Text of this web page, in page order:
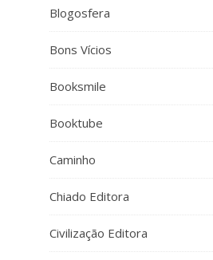
Blogosfera
Bons Vícios
Booksmile
Booktube
Caminho
Chiado Editora
Civilização Editora